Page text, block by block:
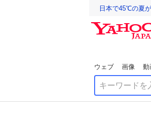
日本で45℃の夏
ウェブ 画像 動